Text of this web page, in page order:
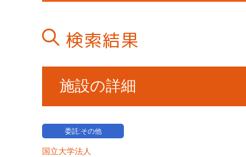
検索結果
施設の詳細
委託:その他
国立大学法人